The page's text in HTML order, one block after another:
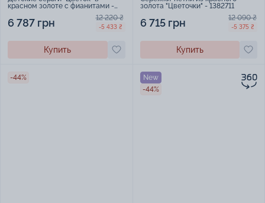
красном золоте с фианитами -
6 787 грн 12 220 ₴
-5 433 ₴
Купить
золота "Цветочки" - 1382711
6 715 грн 12 090 ₴
-5 375 ₴
Купить
-44%
New
-44%